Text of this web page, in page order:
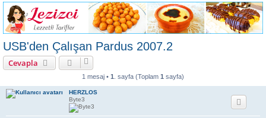
USB'den Çalışan Pardus 2007.2
Cevapla
1 mesaj • 1 . sayfa (Toplam 1 sayfa)
HERZLOS
Byte3